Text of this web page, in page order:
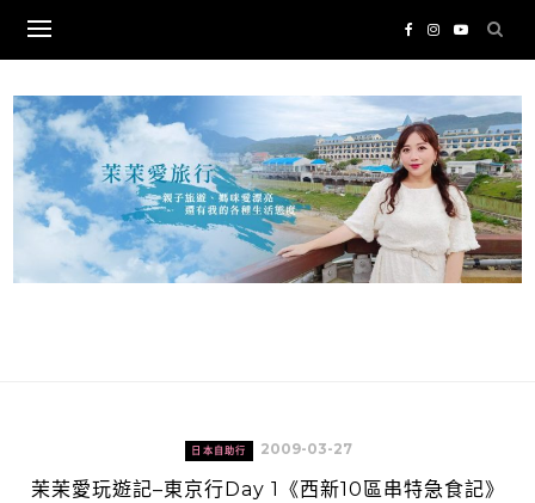
content
日本自助行 2009-03-27
茉茉愛玩遊記–東京行Day 1《西新10區串特急食記》